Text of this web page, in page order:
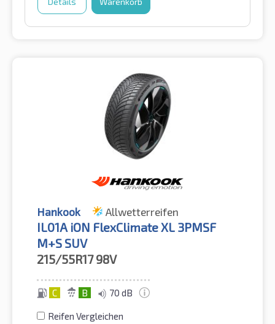
Hankook Allwetterreifen
IL01A iON FlexClimate XL 3PMSF
M+S SUV
215/55R17 98V
C B 70 dB
Reifen Vergleichen